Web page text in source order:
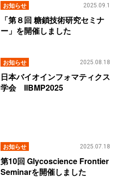
お知らせ 2025.09.1
「第８回 糖鎖技術研究セミナ
ー」を開催しました
お知らせ 2025.08.18
日本バイオインフォマティクス
学会 IIBMP2025
お知らせ 2025.07.18
第10回 Glycoscience Frontier
Seminarを開催しました